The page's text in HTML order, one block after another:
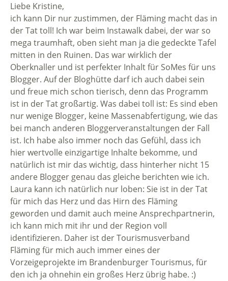
Liebe Kristine,
ich kann Dir nur zustimmen, der Fläming macht das in
der Tat toll! Ich war beim Instawalk dabei, der war so
mega traumhaft, oben sieht man ja die gedeckte Tafel
mitten in den Ruinen. Das war wirklich der
Oberknaller und ist perfekter Inhalt für SoMes für uns
Blogger. Auf der Bloghütte darf ich auch dabei sein
und freue mich schon tierisch, denn das Programm
ist in der Tat großartig. Was dabei toll ist: Es sind eben
nur wenige Blogger, keine Massenabfertigung, wie das
bei manch anderen Bloggerveranstaltungen der Fall
ist. Ich habe also immer noch das Gefühl, dass ich
hier wertvolle einzigartige Inhalte bekomme, und
natürlich ist mir das wichtig, dass hinterher nicht 15
andere Blogger genau das gleiche berichten wie ich.
Laura kann ich natürlich nur loben: Sie ist in der Tat
für mich das Herz und das Hirn des Fläming
geworden und damit auch meine Ansprechpartnerin,
ich kann mich mit ihr und der Region voll
identifizieren. Daher ist der Tourismusverband
Fläming für mich auch immer eines der
Vorzeigeprojekte im Brandenburger Tourismus, für
den ich ja ohnehin ein großes Herz übrig habe. :)